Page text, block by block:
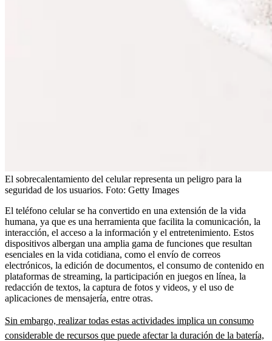
El sobrecalentamiento del celular representa un peligro para la
seguridad de los usuarios. Foto: Getty Images
El teléfono celular se ha convertido en una extensión de la vida
humana, ya que es una herramienta que facilita la comunicación, la
interacción, el acceso a la información y el entretenimiento. Estos
dispositivos albergan una amplia gama de funciones que resultan
esenciales en la vida cotidiana, como el envío de correos
electrónicos, la edición de documentos, el consumo de contenido en
plataformas de streaming, la participación en juegos en línea, la
redacción de textos, la captura de fotos y videos, y el uso de
aplicaciones de mensajería, entre otras.
Sin embargo, realizar todas estas actividades implica un consumo
considerable de recursos que puede afectar la duración de la batería,